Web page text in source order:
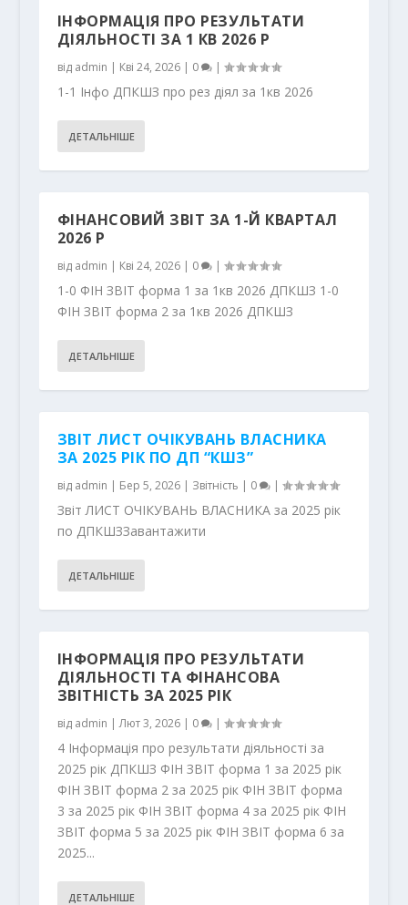
ІНФОРМАЦІЯ ПРО РЕЗУЛЬТАТИ
ДІЯЛЬНОСТІ ЗА 1 КВ 2026 Р
від admin | Кві 24, 2026| 0 |
1-1 Інфо ДПКШЗ про рез діял за 1кв 2026
ДЕТАЛЬНІШЕ
ФІНАНСОВИЙ ЗВІТ ЗА 1-Й КВАРТАЛ
2026 Р
від admin | Кві 24, 2026| 0 |
1-0 ФІН ЗВІТ форма 1 за 1кв 2026 ДПКШЗ 1-0
ФІН ЗВІТ форма 2 за 1кв 2026 ДПКШЗ
ДЕТАЛЬНІШЕ
ЗВІТ ЛИСТ ОЧІКУВАНЬ ВЛАСНИКА
ЗА 2025 РІК ПО ДП “КШЗ”
від admin | Бер 5, 2026| Звітність | 0 |
Звіт ЛИСТ ОЧІКУВАНЬ ВЛАСНИКА за 2025 рік
по ДПКШЗЗавантажити
ДЕТАЛЬНІШЕ
ІНФОРМАЦІЯ ПРО РЕЗУЛЬТАТИ
ДІЯЛЬНОСТІ ТА ФІНАНСОВА
ЗВІТНІСТЬ ЗА 2025 РІК
від admin |Лют 3, 2026| 0 |
4 Інформація про результати діяльності за
2025 рік ДПКШЗ ФІН ЗВІТ форма 1 за 2025 рік
ФІН ЗВІТ форма 2 за 2025 рік ФІН ЗВІТ форма
3 за 2025 рік ФІН ЗВІТ форма 4 за 2025 рік ФІН
ЗВІТ форма 5 за 2025 рік ФІН ЗВІТ форма 6 за
2025...
ДЕТАЛЬНІШЕ